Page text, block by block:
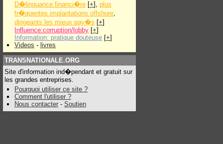
D�linquance financi�re [+], plus
fr�quentes implantations offshore,
dirigeants les mieux pay�s [+]
Influence:corruption/lobby [+]
Information: pratique douteuse [+]
Videos - livres
TRANSNATIONALE.ORG
Site d'information ind�pendant et gratuit sur
les grandes entreprises.
Pourquoi utiliser ce site ?
Comment l'utiliser ?
Nous contacter - Soutien